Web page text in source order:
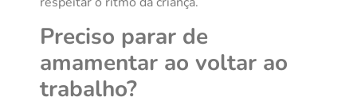
Preciso parar de
amamentar ao voltar ao
trabalho?